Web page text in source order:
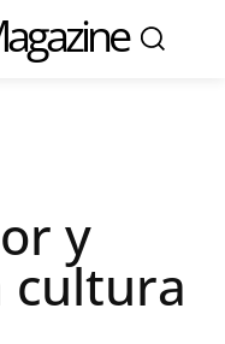
y
cultura